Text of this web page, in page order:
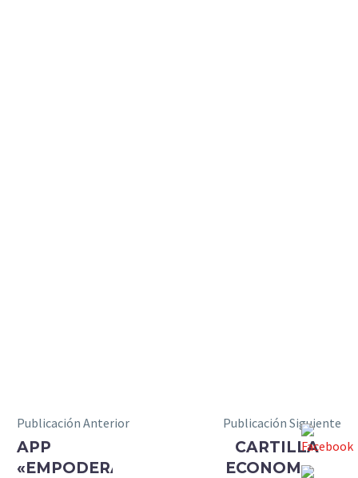
Publicación Anterior
APP
«EMPODERARME»
Publicación Siguiente
CARTILLA
ECONOMÍA